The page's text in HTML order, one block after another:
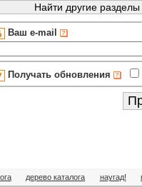
Ваш e-mail
Получать обновления
дерево каталога наугад!